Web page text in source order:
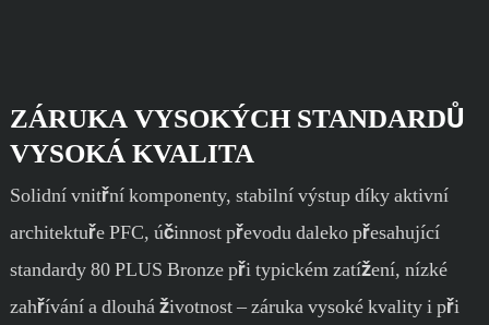
ZÁRUKA VYSOKÝCH STANDARDŮ
VYSOKÁ KVALITA
Solidní vnitřní komponenty, stabilní výstup díky aktivní
architektuře PFC, účinnost převodu daleko přesahující
standardy 80 PLUS Bronze při typickém zatížení, nízké
zahřívání a dlouhá životnost – záruka vysoké kvality i při